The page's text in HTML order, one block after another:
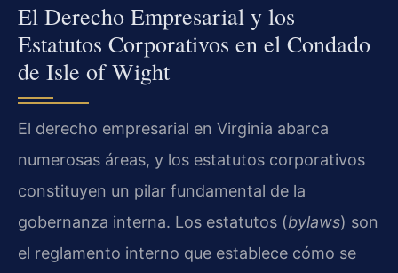
El Derecho Empresarial y los
Estatutos Corporativos en el Condado
de Isle of Wight
El derecho empresarial en Virginia abarca
numerosas áreas, y los estatutos corporativos
constituyen un pilar fundamental de la
gobernanza interna. Los estatutos (bylaws) son
el reglamento interno que establece cómo se